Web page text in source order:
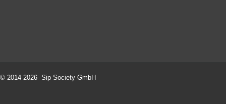
© 2014-2026 Sip Society GmbH